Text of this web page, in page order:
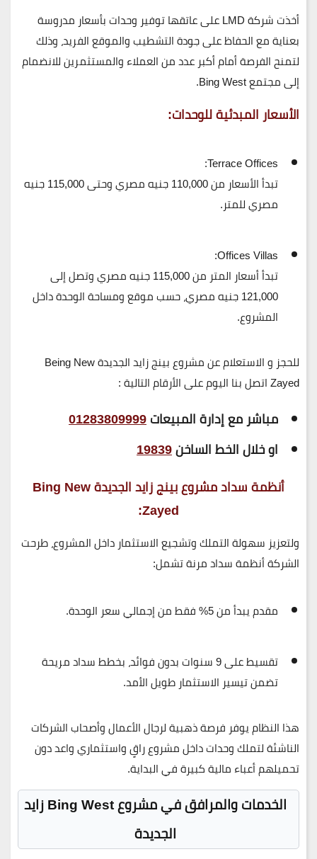
أخذت شركةLMDعلى عاتقها توفير وحدات بأسعار مدروسة
بعناية مع الحفاظ على جودة التشطيب والموقع الفريد، وذلك
لتمنح الفرصة أمام أكبر عدد من العملاء والمستثمرين للانضمام
إلى مجتمع Bing West.
الأسعار المبدئية للوحدات:
Terrace Offices:
تبدأ الأسعار من110,000 جنيه مصري وحتى
115,000 جنيه
مصريللمتر.
Offices Villas:
تبدأ أسعار المتر من115,000 جنيه مصري
وتصل إلى
121,000 جنيه مصري
، حسب موقع ومساحة الوحدة داخل
المشروع.
للحجز و الاستعلام عن مشروع بينج زايد الجديدة Being New
Zayed اتصل بنا اليوم على الأرقام التالية :
مباشر مع إدارة المبيعات01283809999
او خلال الخط الساخن19839
أنظمة سداد مشروع بينج زايد الجديدة Bing New
Zayed:
ولتعزيز سهولة التملك وتشجيع الاستثمار داخل المشروع، طرحت
الشركة أنظمة سداد مرنة تشمل:
مقدم يبدأ من 5% فقط من إجمالي سعر الوحدة.
تقسيط على 9 سنوات
بدون فوائد، بخطط سداد مريحة
تضمن تيسير الاستثمار طويل الأمد.
هذا النظام يوفر فرصة ذهبية لرجال الأعمال وأصحاب الشركات
الناشئة لتملك وحدات داخل مشروع راقٍ واستثماري واعد دون
تحميلهم أعباء مالية كبيرة في البداية.
الخدمات والمرافق في مشروع Bing West زايد
الجديدة